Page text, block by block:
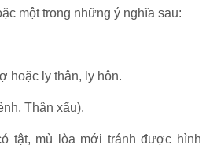
một trong những ý nghĩa sau:
hoặc ly thân, ly hôn.
Thân xấu).
tật, mù lòa mới tránh được hình